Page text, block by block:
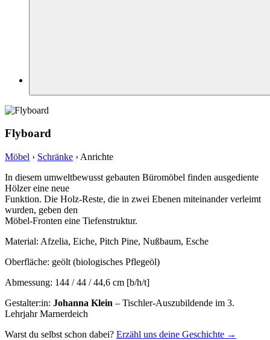
Flyboard
Möbel › Schränke › Anrichte
In diesem umweltbewusst gebauten Büromöbel finden ausgediente
Hölzer eine neue
Funktion. Die Holz-Reste, die in zwei Ebenen miteinander verleimt
wurden, geben den
Möbel-Fronten eine Tiefenstruktur.
Material: Afzelia, Eiche, Pitch Pine, Nußbaum, Esche
Oberfläche: geölt (biologisches Pflegeöl)
Abmessung: 144 / 44 / 44,6 cm [b/h/t]
Gestalter:in: Johanna Klein – Tischler-Auszubildende im 3.
Lehrjahr Marnerdeich
Warst du selbst schon dabei? Erzähl uns deine Geschichte →